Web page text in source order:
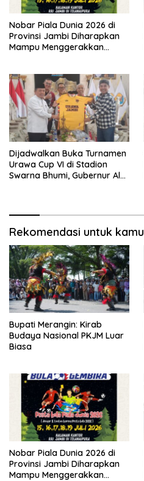
Nobar Piala Dunia 2026 di
Provinsi Jambi Diharapkan
Mampu Menggerakkan
Dijadwalkan Buka Turnamen
Urawa Cup VI di Stadion
Swarna Bhumi, Gubernur Al
Rekomendasi untuk kamu
Bupati Merangin: Kirab
Budaya Nasional PKJM Luar
Biasa
Nobar Piala Dunia 2026 di
Provinsi Jambi Diharapkan
Mampu Menggerakkan